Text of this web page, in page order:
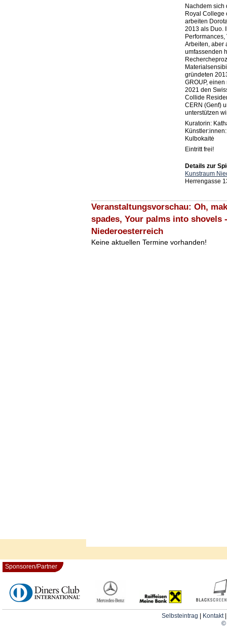
Nachdem sich
Royal College
arbeiten
2013 als Duo.
Arbeiten, aber
umfassenden
gründeten
GROUP,
2021 den
Collide
CERN (Genf)
unterstützen
Kuratorin:
Kulbokaitė
Eintritt frei!
Details zur
Kunstraum
Herrengasse
Veranstaltungsvorschau: Oh,
spades, Your palms into shovels
Niederoesterreich
Keine aktuellen Termine vorhanden!
Sponsoren/Partner
Selbsteintrag Kontakt
©